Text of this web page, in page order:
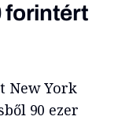
forintért
New York
90 ezer